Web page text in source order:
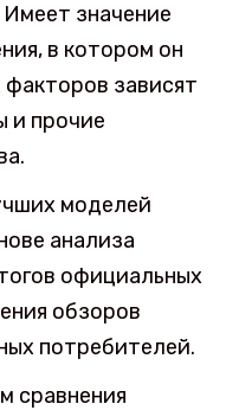
значение
в котором он
зависят
и прочие
моделей
анализа
официальных
обзоров
потребителей.
сравнения